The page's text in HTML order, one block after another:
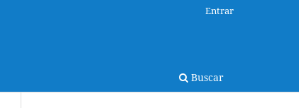
Buscar
Entrar